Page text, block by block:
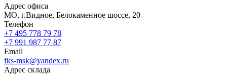
Адрес офиса
МО, г.Видное, Белокаменное шоссе, 20
Телефон
+7 495 778 79 78
+7 991 987 77 87
Email
fks-msk@yandex.ru
Адрес склада